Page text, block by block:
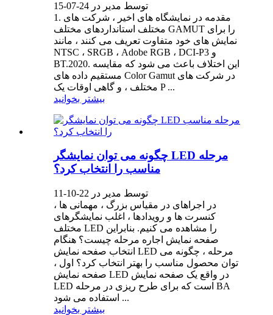
توسط مدیر در 24-07-15
1. مقدمه در نمایشگاه های اخیر ، شرکت های
مختلف استانداردهای مختلف GAMUT را برای
نمایش های خود متفاوت تعریف می کنند ، مانند
NTSC ، SRGB ، Adobe RGB ، DCI-P3 و
BT.2020. این اختلاف باعث می شود که مقایسه
مستقیم داده های Color Gamut در شرکت های
مختلف ، و گاهی اوقات یک P ...
بیشتر بخوانید
چگونه می توان نمایشگر LED مرحله
مناسب را انتخاب کرد؟
توسط مدیر در 22-10-11
در اجراهای در مقیاس بزرگ ، مهمانی ها ،
کنسرت ها و رویدادها ، اغلب نمایشگرهای
مختلف LED را مشاهده می کنیم. بنابراین
صفحه نمایش اجاره مرحله چیست؟ هنگام
انتخاب صفحه نمایش LED مرحله ، چگونه می
توان محصول مناسب را بهتر انتخاب کرد؟ اول ،
صفحه نمایش LED در واقع یک صفحه نمایش
LED است که برای طرح ریزی در مرحله BA
استفاده می شود ...
بیشتر بخوانید